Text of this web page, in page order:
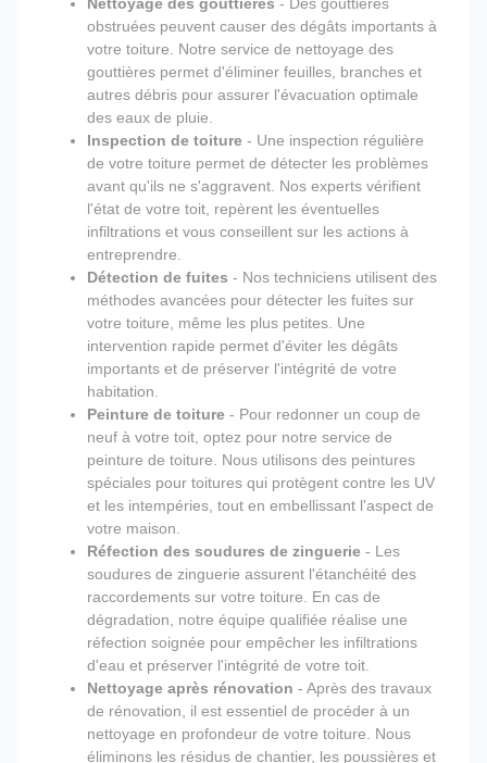
obstruées peuvent causer des dégâts importants à
votre toiture. Notre service de nettoyage des
gouttières permet d'éliminer feuilles, branches et
autres débris pour assurer l'évacuation optimale
des eaux de pluie.
Inspection de toiture - Une inspection régulière
de votre toiture permet de détecter les problèmes
avant qu'ils ne s'aggravent. Nos experts vérifient
l'état de votre toit, repèrent les éventuelles
infiltrations et vous conseillent sur les actions à
entreprendre.
Détection de fuites - Nos techniciens utilisent des
méthodes avancées pour détecter les fuites sur
votre toiture, même les plus petites. Une
intervention rapide permet d'éviter les dégâts
importants et de préserver l'intégrité de votre
habitation.
Peinture de toiture - Pour redonner un coup de
neuf à votre toit, optez pour notre service de
peinture de toiture. Nous utilisons des peintures
spéciales pour toitures qui protègent contre les UV
et les intempéries, tout en embellissant l'aspect de
votre maison.
Réfection des soudures de zinguerie - Les
soudures de zinguerie assurent l'étanchéité des
raccordements sur votre toiture. En cas de
dégradation, notre équipe qualifiée réalise une
réfection soignée pour empêcher les infiltrations
d'eau et préserver l'intégrité de votre toit.
Nettoyage après rénovation - Après des travaux
de rénovation, il est essentiel de procéder à un
nettoyage en profondeur de votre toiture. Nous
éliminons les résidus de chantier, les poussières et